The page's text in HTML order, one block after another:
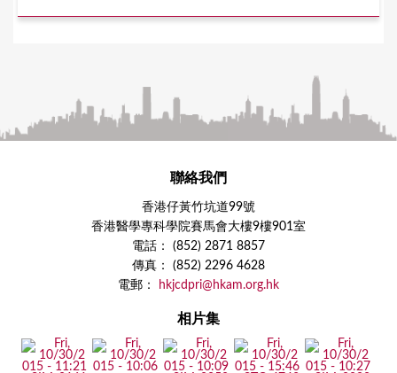
聯絡我們
香港仔黃竹坑道99號
香港醫學專科學院賽馬會大樓9樓901室
電話： (852) 2871 8857
傳真： (852) 2296 4628
電郵：
hkjcdpri@hkam.org.hk
相片集